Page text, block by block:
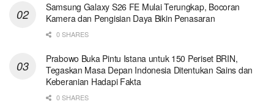
Samsung Galaxy S26 FE Mulai Terungkap, Bocoran
Kamera dan Pengisian Daya Bikin Penasaran
0 SHARES
Prabowo Buka Pintu Istana untuk 150 Periset BRIN,
Tegaskan Masa Depan Indonesia Ditentukan Sains dan
Keberanian Hadapi Fakta
0 SHARES